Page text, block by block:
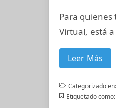
Para
Virtual, está
Leer Más
Categorizado en:
Etiquetado como: